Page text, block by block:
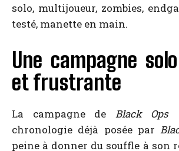
solo, multijoueur, zombies,
testé, manette en main.
Une campagne
et frustrante
La campagne de Black Ops
chronologie déjà posée par
peine à donner du souffle à son